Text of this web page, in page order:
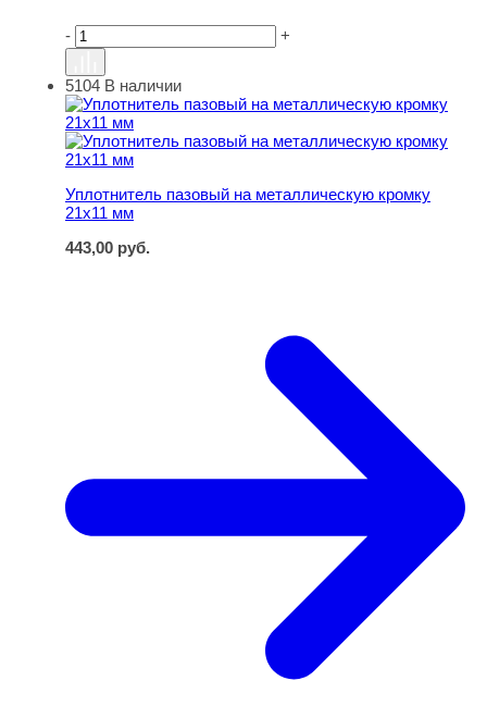
- +
Уплотнитель пазовый на металлическую кромку 21х11
5104 В наличии
Уплотнитель пазовый на металлическую кромку
21х11 мм
443,00 руб.